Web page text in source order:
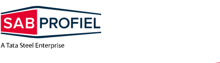
Inhalt
springen